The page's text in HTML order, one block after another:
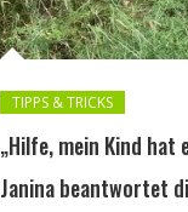
TIPPS & TRICKS
„Hilfe, mein Kind hat
Janina beantwortet